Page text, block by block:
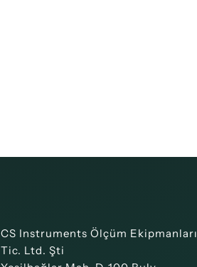
CS Instruments Ölçüm Ekipmanları
Tic. Ltd. Şti